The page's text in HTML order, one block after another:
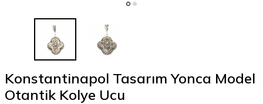
Konstantinapol Tasarım Yonca Model
Otantik Kolye Ucu